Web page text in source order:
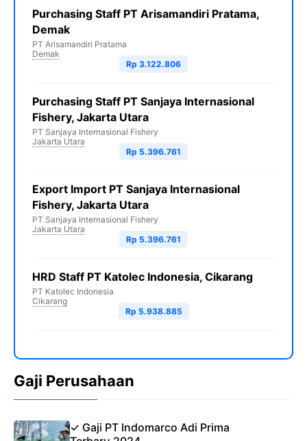
Purchasing Staff PT Arisamandiri Pratama,
Demak
PT Arisamandiri Pratama
Demak
Rp 3.122.806
Purchasing Staff PT Sanjaya Internasional
Fishery, Jakarta Utara
PT Sanjaya Internasional Fishery
Jakarta Utara
Rp 5.396.761
Export Import PT Sanjaya Internasional
Fishery, Jakarta Utara
PT Sanjaya Internasional Fishery
Jakarta Utara
Rp 5.396.761
HRD Staff PT Katolec Indonesia, Cikarang
PT Katolec Indonesia
Cikarang
Rp 5.938.885
Gaji Perusahaan
✓ Gaji PT Indomarco Adi Prima